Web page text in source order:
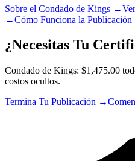
Sobre el Condado de Kings →
→Cómo Funciona la Publicación
¿Necesitas Tu
Condado de Kings: $1,475.00
costos ocultos.
Termina Tu Publicación →